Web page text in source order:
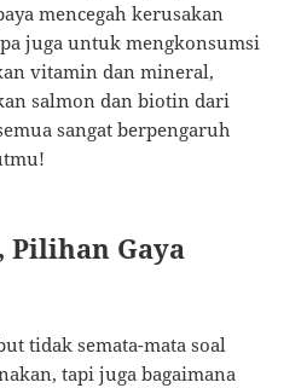
mencegah kerusakan
juga untuk mengkonsumsi
vitamin dan mineral,
salmon dan biotin dari
sangat berpengaruh
Pilihan Gaya
tidak semata-mata soal
tapi juga bagaimana